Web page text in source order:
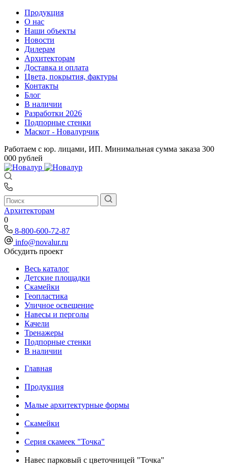
Продукция
О нас
Наши объекты
Новости
Дилерам
Архитекторам
Доставка и оплата
Цвета, покрытия, фактуры
Контакты
Блог
В наличии
Разработки 2026
Подпорные стенки
Маскот - Новалурчик
Работаем с юр. лицами, ИП. Минимальная сумма заказа 300
000 рублей
Архитекторам
0
8-800-600-72-87
info@novalur.ru
Обсудить проект
Весь каталог
Детские площадки
Скамейки
Геопластика
Уличное освещение
Навесы и перголы
Качели
Тренажеры
Подпорные стенки
В наличии
Главная
Продукция
Малые архитектурные формы
Скамейки
Серия скамеек "Точка"
Навес парковый с цветочницей "Точка"